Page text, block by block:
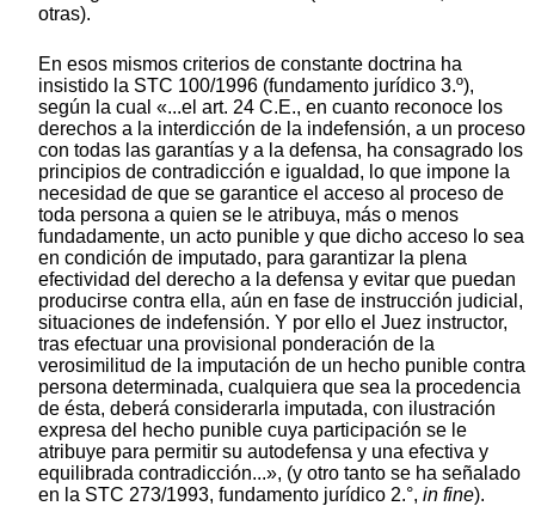
otras).
En esos mismos criterios de constante doctrina ha
insistido la STC 100/1996 (fundamento jurídico 3.º),
según la cual «...el art. 24 C.E., en cuanto reconoce los
derechos a la interdicción de la indefensión, a un proceso
con todas las garantías y a la defensa, ha consagrado los
principios de contradicción e igualdad, lo que impone la
necesidad de que se garantice el acceso al proceso de
toda persona a quien se le atribuya, más o menos
fundadamente, un acto punible y que dicho acceso lo sea
en condición de imputado, para garantizar la plena
efectividad del derecho a la defensa y evitar que puedan
producirse contra ella, aún en fase de instrucción judicial,
situaciones de indefensión. Y por ello el Juez instructor,
tras efectuar una provisional ponderación de la
verosimilitud de la imputación de un hecho punible contra
persona determinada, cualquiera que sea la procedencia
de ésta, deberá considerarla imputada, con ilustración
expresa del hecho punible cuya participación se le
atribuye para permitir su autodefensa y una efectiva y
equilibrada contradicción...», (y otro tanto se ha señalado
en la STC 273/1993, fundamento jurídico 2.°, in fine).